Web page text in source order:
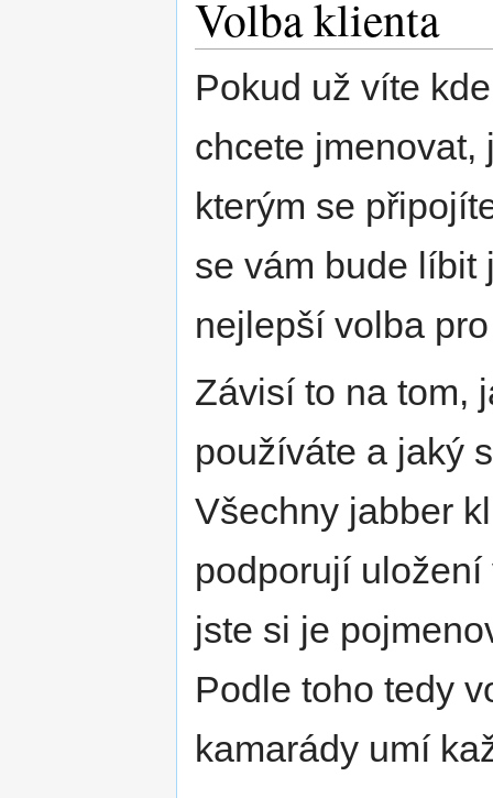
Volba klienta
Pokud už víte
chcete jmenovat,
kterým se
se vám bude líbit
nejlepší volba
Závisí to na tom,
používáte a jaký
Všechny jabber
podporují
jste si je
Podle toho tedy
kamarády umí